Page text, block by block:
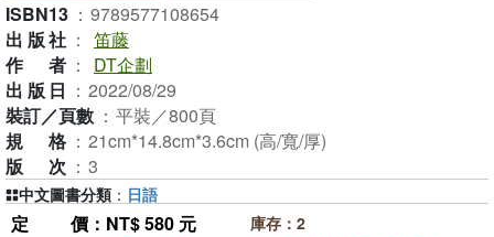
ISBN13 ： 9789577108654
出版社 ： 笛藤
作者 ：
DT企劃
出版日 ： 2022/08/29
裝訂／頁數 ： 平裝／800頁
規格 ： 21cm*14.8cm*3.6cm (高/寬/厚)
版次 ： 3
定價 ：NT$ 580 元
庫存：2
中文圖書分類 ： 日語